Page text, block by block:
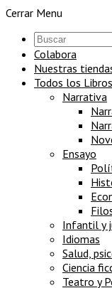
Cerrar Menu
Colabora
Nuestras
Todos los Libros
Narrativa
Ensayo
Infantil y
Idiomas
Salud,
Ciencia
Teatro y